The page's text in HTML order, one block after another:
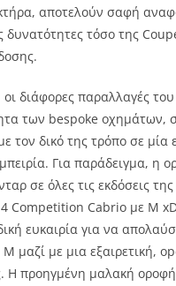
αποτελούν σαφή
δυνατότητες τόσο της
οι διάφορες παραλλαγές
των bespoke οχημάτων,
τον δικό της τρόπο σε μία
Για παράδειγμα, η
σε όλες τις εκδόσεις
Competition Cabrio με M
ευκαιρία για να
M μαζί με μια εξαιρετική,
Η προηγμένη μαλακή